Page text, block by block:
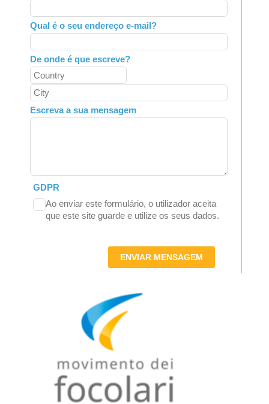
Qual é o seu endereço e-mail?
De onde é que escreve?
Escreva a sua mensagem
GDPR
Ao enviar este formulário, o utilizador aceita
que este site guarde e utilize os seus dados.
ENVIAR MENSAGEM